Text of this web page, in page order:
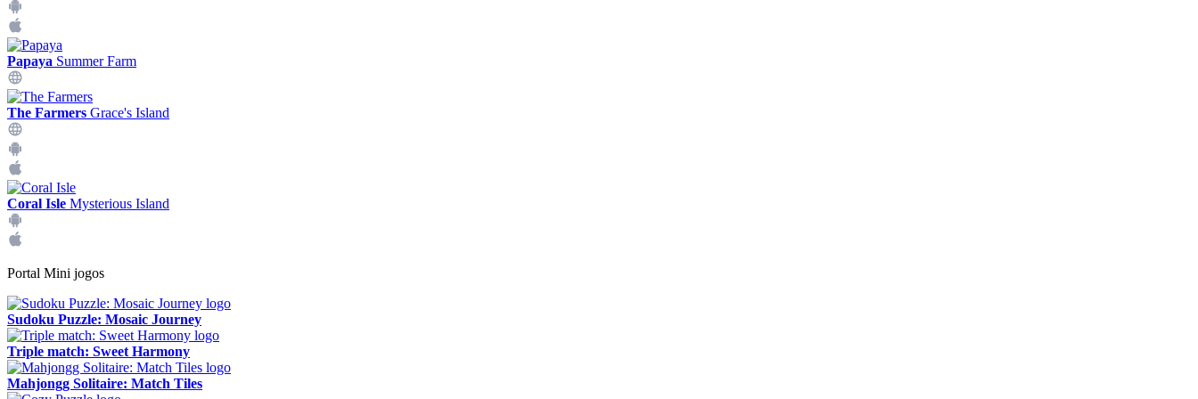
Papaya Summer Farm
The Farmers Grace's Island
Coral Isle Mysterious Island
Portal Mini jogos
Sudoku Puzzle: Mosaic Journey
Triple match: Sweet Harmony
Mahjongg Solitaire: Match Tiles